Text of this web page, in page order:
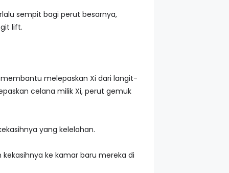
sempit bagi perut besarnya,
lift.
melepaskan Xi dari langit-
celana milik Xi, perut gemuk
yang kelelahan.
ke kamar baru mereka di